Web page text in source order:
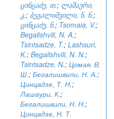
ცინცაძე, თ.; ლაშაური,
კ.; ბეგალიშვილი, ნ. ნ.;
ცინცაძე, ნ.; Tsomaia, V.;
Begalishvili, N. A.;
Tsintsadze, T.; Lashsuri,
K.; Begalishvili, N. N.;
Tsintsadze, N.; Цомая, В.
Ш.; Бегалишвили, Н. А.;
Цинцадзе, Т. Н.;
Лашаури, К.;
Бегалишвили, Н. Н.;
Цинцадзе, Н. Т.